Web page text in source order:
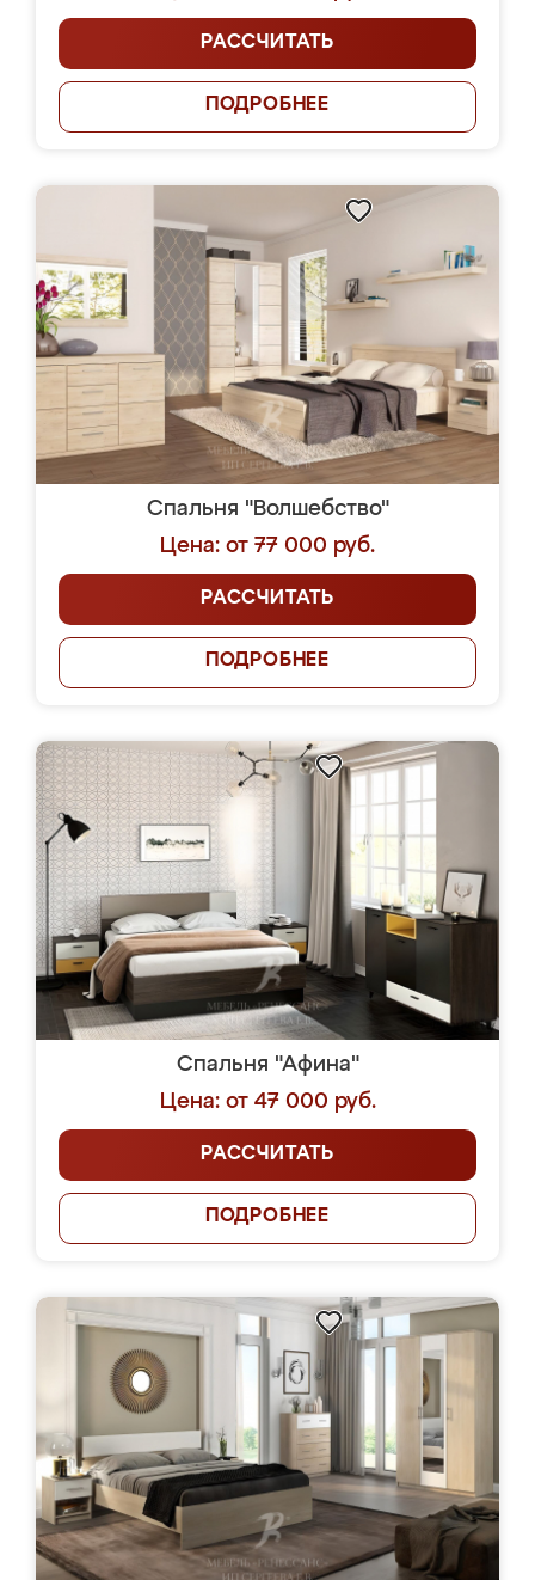
РАССЧИТАТЬ
ПОДРОБНЕЕ
Спальня "Волшебство"
Цена: от 77 000 руб.
РАССЧИТАТЬ
ПОДРОБНЕЕ
Спальня "Афина"
Цена: от 47 000 руб.
РАССЧИТАТЬ
ПОДРОБНЕЕ